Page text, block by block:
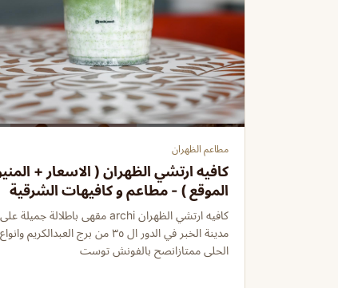
مطاعم الظهران
كافيه ارتشي الظهران ( الاسعار +
الموقع ) - مطاعم و كافيهات الشرقية
كافيه ارتشي الظهران archi مقهى باطلالة جميلة على
مدينة الخبر في الدور ال ٣٥ من برج العبدالكريم وانواع
الحلى ممتازانصح بالفونش توست